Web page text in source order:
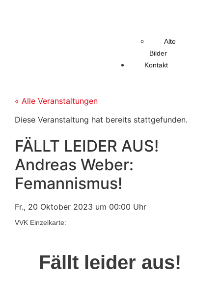
Alte
Bilder
Kontakt
« Alle Veranstaltungen
Diese Veranstaltung hat bereits stattgefunden.
FÄLLT LEIDER AUS!
Andreas Weber:
Femannismus!
Fr., 20 Oktober 2023 um 00:00 Uhr
VVK Einzelkarte:
Fällt leider aus!